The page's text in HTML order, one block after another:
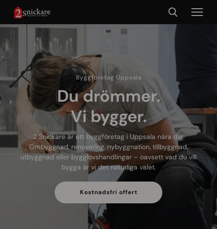
Byggföretag Uppsala
Du drömmer.
Vi bygger.
2 Snickare är ett byggföretag i Uppsala nära dig.
Ombyggnad, renovering, nybyggnation, tillbyggnad,
utbyggnad eller bygglovshandlingar – oavsett vad du vill
bygga är vi det naturliga valet.
Kostnadsfri offert